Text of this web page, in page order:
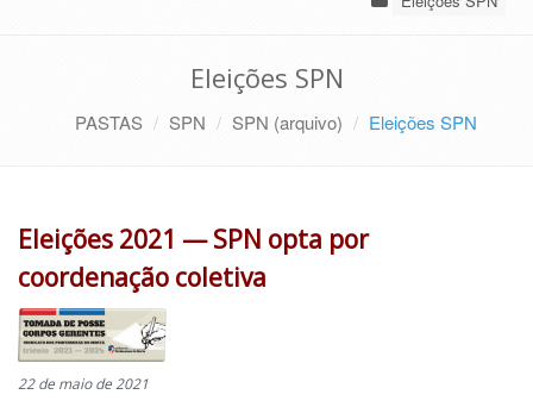
Eleições SPN
PASTAS SPN SPN (arquivo) Eleições SPN
Eleições 2021 — SPN opta por
coordenação coletiva
22 de maio de 2021